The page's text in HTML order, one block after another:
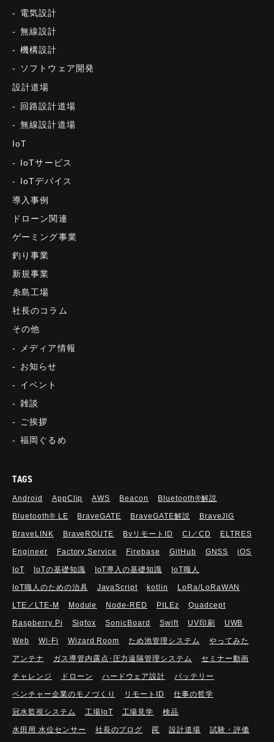
電気設計
無線設計
機構設計
ソフトウェア開発
設計道場
回路設計道場
無線設計道場
IoT
IoTサービス
IoTデバイス
導入事例
ドローン関連
ゲーミング事業
釣り事業
新規事業
糸島工場
社長のコラム
その他
メディア情報
お知らせ
イベント
雑談
ご挨拶
福岡ぐるめ
TAGS
Android AppClip AWS Beacon Bluetooth®解説
Bluetooth®︎ LE BraveGATE BraveGATE解説 BraveJIG
BraveLINK BraveROUTE BvリモートID CI／CD ELTRES
Engineer Factory Service Firebase GitHub GNSS iOS
IoT IoTの基礎知識 IoT導入の基礎知識 IoT職人
IoT職人のための治具 JavaScript kotlin LoRa/LoRaWAN
LTE／LTE-M Module Node-RED PILEz Quadcept
Raspberry Pi Sigfox SonicBoard Swift UV印刷 UWB
Web Wi-Fi Wizard Room ため池管理システム やってみた
アンテナ ガス導管内露点･圧力遠隔管理システム セミナー動画
チャレンジ ドローン ハードウェア設計 バッテリー
ベンチャー企業のモノづくり リモートID 仕事の哲学
冠水監視システム 工場IoT 工場見学 検品
水田用 水位センサー 社長のブログ 罠 設計道場 試験・評価